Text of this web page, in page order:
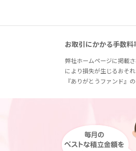
お取引にかかる手数
弊社ホームページに掲載
により損失が生じるおそ
『ありがとうファンド』